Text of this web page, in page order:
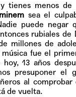
tienes menos de
sea el
puede negar
rubiales de
millones de
música fue el
hoy, 13 años
presuponer el
al
de vuelta.